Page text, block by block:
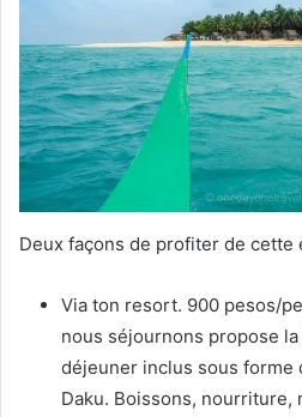
Deux façons de profiter de cette
Via ton resort. 900 pesos/
nous séjournons propose
déjeuner inclus sous forme
Daku. Boissons, nourriture,